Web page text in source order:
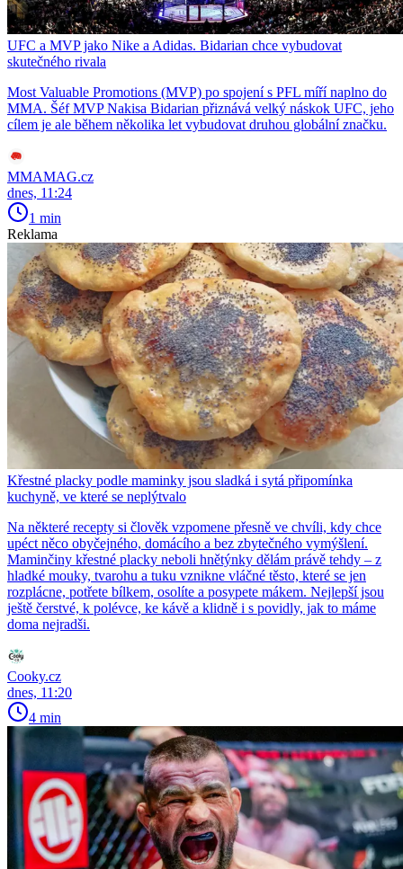
UFC a MVP jako Nike a Adidas. Bidarian chce vybudovat
skutečného rivala
Most Valuable Promotions (MVP) po spojení s PFL míří naplno do
MMA. Šéf MVP Nakisa Bidarian přiznává velký náskok UFC, jeho
cílem je ale během několika let vybudovat druhou globální značku.
MMAMAG.cz
dnes, 11:24
1 min
Reklama
Křestné placky podle maminky jsou sladká i sytá připomínka
kuchyně, ve které se neplýtvalo
Na některé recepty si člověk vzpomene přesně ve chvíli, kdy chce
upéct něco obyčejného, domácího a bez zbytečného vymýšlení.
Maminčiny křestné placky neboli hnětýnky dělám právě tehdy – z
hladké mouky, tvarohu a tuku vznikne vláčné těsto, které se jen
rozplácne, potřete bílkem, osolíte a posypete mákem. Nejlepší jsou
ještě čerstvé, k polévce, ke kávě a klidně i s povidly, jak to máme
doma nejradši.
Cooky.cz
dnes, 11:20
4 min